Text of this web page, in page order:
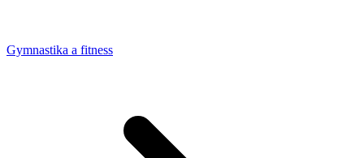
Gymnastika a fitness